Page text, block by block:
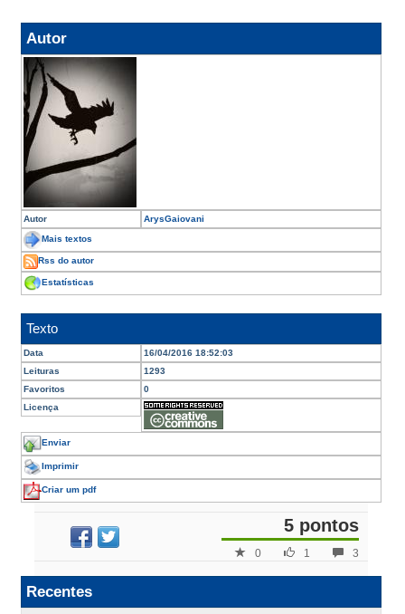
Autor
Autor ArysGaiovani
Mais textos
Rss do autor
Estatísticas
Texto
Data
16/04/2016 18:52:03
Leituras
1293
Favoritos
0
Licença
Enviar
Imprimir
Criar um pdf
5 pontos
3
1
0
Recentes